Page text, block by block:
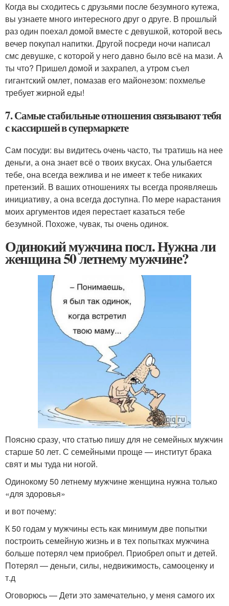
Когда вы сходитесь с друзьями после безумного кутежа,
вы узнаете много интересного друг о друге. В прошлый
раз один поехал домой вместе с девушкой, которой весь
вечер покупал напитки. Другой посреди ночи написал
смс девушке, с которой у него давно было всё на мази. А
ты что? Пришел домой и захрапел, а утром съел
гигантский омлет, помазав его майонезом: похмелье
требует жирной еды!
7. Самые стабильные отношения связывают тебя
с кассиршей в супермаркете
Сам посуди: вы видитесь очень часто, ты тратишь на нее
деньги, а она знает всё о твоих вкусах. Она улыбается
тебе, она всегда вежлива и не имеет к тебе никаких
претензий. В ваших отношениях ты всегда проявляешь
инициативу, а она всегда доступна. По мере нарастания
моих аргументов идея перестает казаться тебе
безумной. Похоже, чувак, ты очень одинок.
Одинокий мужчина посл. Нужна ли
женщина 50 летнему мужчине?
Поясню сразу, что статью пишу для не семейных мужчин
старше 50 лет. С семейными проще — институт брака
свят и мы туда ни ногой.
Одинокому 50 летнему мужчине женщина нужна только
«для здоровья»
и вот почему:
К 50 годам у мужчины есть как минимум две попытки
построить семейную жизнь и в тех попытках мужчина
больше потерял чем приобрел. Приобрел опыт и детей.
Потерял — деньги, силы, недвижимость, самооценку и
т.д
Оговорюсь — Дети это замечательно, у меня самого их